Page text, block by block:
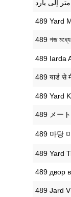
‎489 Yard
‎489 গজ মধ্যে
‎489 Iarda
‎489 यार्ड से
‎489 Yard
‎489 メー
‎489 마당
‎489 Yard
‎489 двор
‎489 Jard